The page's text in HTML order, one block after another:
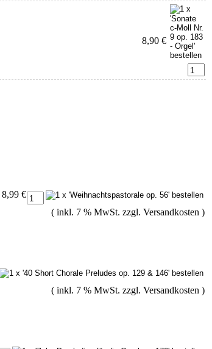
8,90 €
8,99 €
( inkl. 7 % MwSt. zzgl. Versandkosten )
( inkl. 7 % MwSt. zzgl. Versandkosten )